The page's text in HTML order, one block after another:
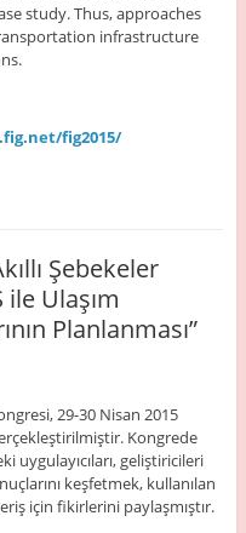
study. Thus, approaches
infrastructure
fig2015/
Şebekeler
ile Ulaşım
Planlanması”
29-30 Nisan 2015
Kongrede
uygulayıcıları, geliştiricileri
keşfetmek, kullanılan
için fikirlerini paylaşmıştır.